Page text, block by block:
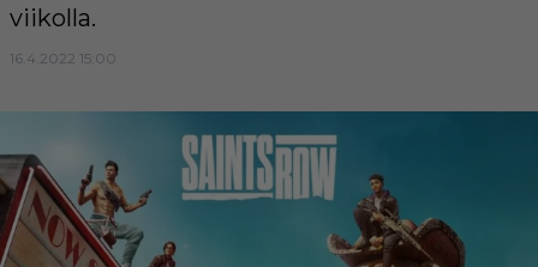
viikolla.
16.4.2022 15:00